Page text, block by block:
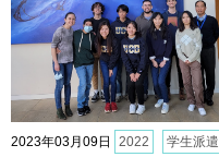
2023年03月09日 2022 学生派遣